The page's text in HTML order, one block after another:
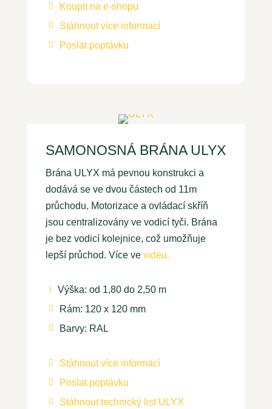
 Koupit na e-shopu
 Stáhnout více informací
 Poslat poptávku
SAMONOSNÁ BRÁNA ULYX
Brána ULYX má pevnou konstrukci a
dodává se ve dvou částech od 11m
průchodu. Motorizace a ovládací skříň
jsou centralizovány ve vodicí tyči. Brána
je bez vodicí kolejnice, což umožňuje
lepší průchod. Více ve videu.
) Výška: od 1,80 do 2,50 m
 Rám: 120 x 120 mm
 Barvy: RAL
 Stáhnout více informací
 Poslat poptávku
 Stáhnout technický list ULYX